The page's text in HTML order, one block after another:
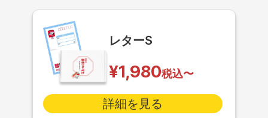
レターS
¥1,980税込〜
詳細を見る